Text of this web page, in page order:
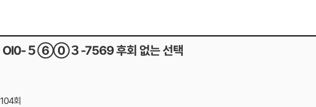
Ol0-５⑥⓪３-7569 후회 없는 선택
104회